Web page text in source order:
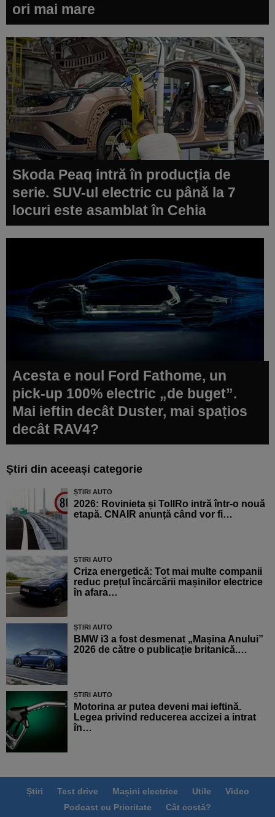
ori mai mare
Skoda Peaq intră în producția de
serie. SUV-ul electric cu până la 7
locuri este asamblat în Cehia
Acesta e noul Ford Fathome, un
pick-up 100% electric „de buget”.
Mai ieftin decât Duster, mai spațios
decât RAV4?
Știri din aceeași categorie
ȘTIRI AUTO
2026: Rovinieta și TollRo intră într-o nouă
etapă. CNAIR anunță când vor fi…
ȘTIRI AUTO
Criza energetică: Tot mai multe companii
reduc prețul încărcării mașinilor electrice
în afara…
ȘTIRI AUTO
BMW i3 a fost desmenat „Mașina Anului”
2026 de către o publicație britanică.…
ȘTIRI AUTO
Motorina ar putea deveni mai ieftină.
Legea privind reducerea accizei a intrat
în…
Știri Test drive Mașini electrice Utile
Video
Podcast cu Prioritate
Cât costă?